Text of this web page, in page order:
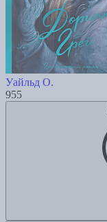
Уайльд О.
955